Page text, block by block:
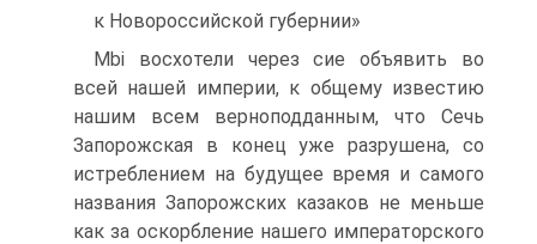
к Новороссийской губернии»
Mbi восхотели через сие объявить во
всей нашей империи, к общему известию
нашим всем верноподданным, что Сечь
Запо­рожская в конец уже разрушена, со
истреблением на будущее время и самого
названия Запорожских казаков не меньше
как за оскор­бление нашего императорского